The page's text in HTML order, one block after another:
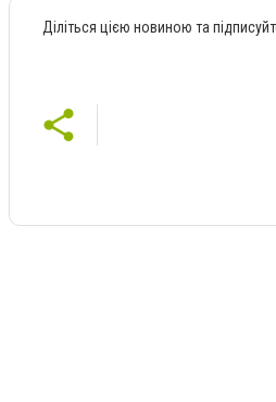
Діліться цією новиною та